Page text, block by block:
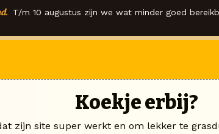
T/m 10 augustus zijn we wat minder goed
Koekje erbij?
zijn site super werkt en om lekker te